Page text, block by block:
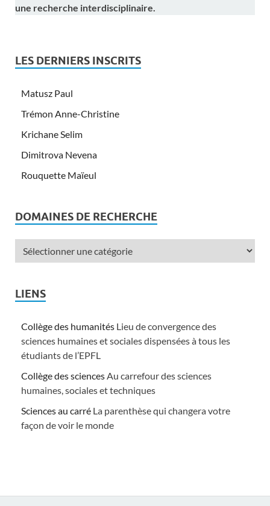
une recherche interdisciplinaire.
LES DERNIERS INSCRITS
Matusz Paul
Trémon Anne-Christine
Krichane Selim
Dimitrova Nevena
Rouquette Maïeul
DOMAINES DE RECHERCHE
LIENS
Collège des humanités Lieu de convergence des
sciences humaines et sociales dispensées à tous les
étudiants de l’EPFL
Collège des sciencesAu carrefour des sciences
humaines, sociales et techniques
Sciences au carré La parenthèse qui changera votre
façon de voir le monde